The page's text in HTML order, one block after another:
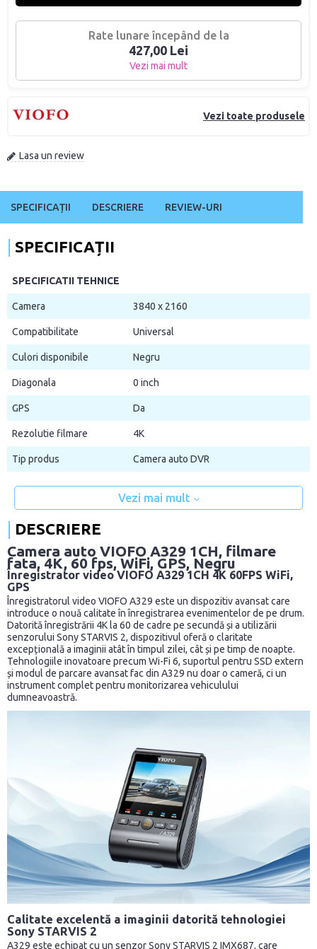
Vezi toate produsele
Lasa un review
Rate lunare începând de la
427,00 Lei
Vezi mai mult
SPECIFICAȚII DESCRIERE REVIEW-URI
SPECIFICAȚII
SPECIFICATII TEHNICE
Camera 3840 x 2160
Compatibilitate Universal
Culori disponibile Negru
Diagonala 0 inch
GPS Da
Rezolutie filmare 4K
Tip produs Camera auto DVR
Vezi mai mult
DESCRIERE
Camera auto VIOFO A329 1CH, filmare
fata, 4K, 60 fps, WiFi, GPS, Negru
Înregistrator video VIOFO A329 1CH 4K 60FPS WiFi,
GPS
Înregistratorul video VIOFO A329 este un dispozitiv avansat care
introduce o nouă calitate în înregistrarea evenimentelor de pe drum.
Datorită înregistrării 4K la 60 de cadre pe secundă și a utilizării
senzorului Sony STARVIS 2, dispozitivul oferă o claritate
excepțională a imaginii atât în timpul zilei, cât și pe timp de noapte.
Tehnologiile inovatoare precum Wi-Fi 6, suportul pentru SSD extern
și modul de parcare avansat fac din A329 nu doar o cameră, ci un
instrument complet pentru monitorizarea vehiculului
dumneavoastră.
Calitate excelentă a imaginii datorită tehnologiei
Sony STARVIS 2
A329 este echipat cu un senzor Sony STARVIS 2 IMX687, care